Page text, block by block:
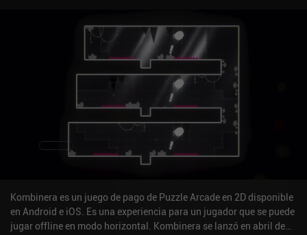
oportunidad a Orion - A Journey Beyond.
Kombinera es un juego de pago de Puzzle Arcade en 2D disponible
en Android e iOS. Es una experiencia para un jugador que se puede
jugar offline en modo horizontal. Kombinera se lanzó en abril de